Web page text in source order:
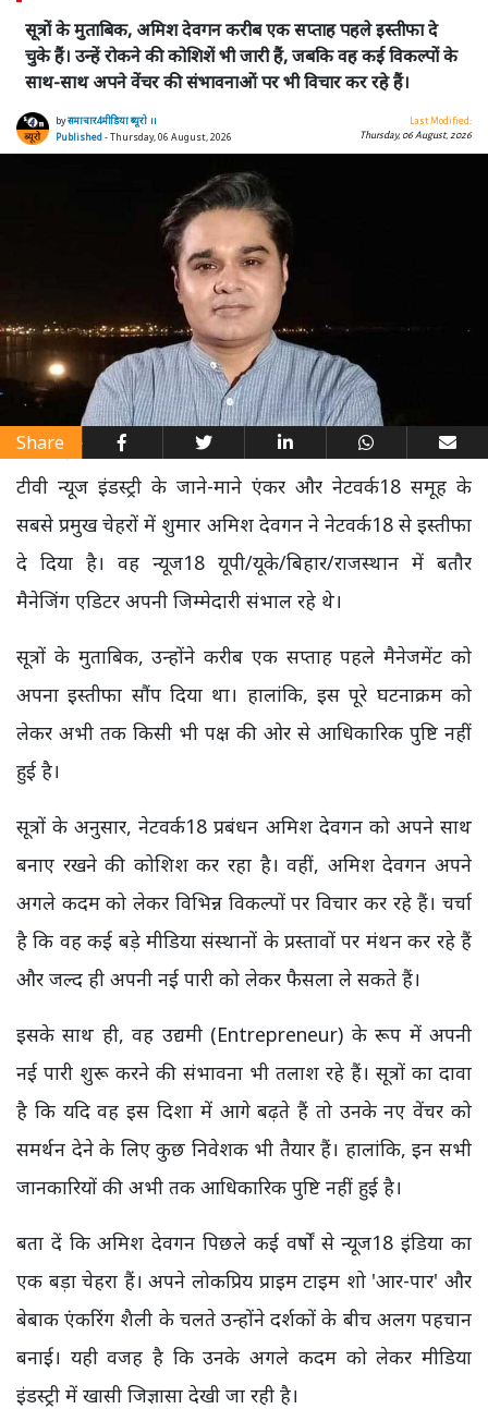
सूत्रों के मुताबिक, अमिश देवगन करीब एक सप्ताह पहले इस्तीफा दे
चुके हैं। उन्हें रोकने की कोशिशें भी जारी हैं, जबकि वह कई विकल्पों के
साथ-साथ अपने वेंचर की संभावनाओं पर भी विचार कर रहे हैं।
byसमाचार4मीडिया ब्यूरो ।।
Published- Thursday, 06 August, 2026
Last Modified:
Thursday, 06 August, 2026
Share
टीवी न्यूज इंडस्ट्री के जाने-माने एंकर और नेटवर्क18 समूह के
सबसे प्रमुख चेहरों में शुमार अमिश देवगन ने नेटवर्क18 से इस्तीफा
दे दिया है। वह न्यूज18 यूपी/यूके/बिहार/राजस्थान में बतौर
मैनेजिंग एडिटर अपनी जिम्मेदारी संभाल रहे थे।
सूत्रों के मुताबिक, उन्होंने करीब एक सप्ताह पहले मैनेजमेंट को
अपना इस्तीफा सौंप दिया था। हालांकि, इस पूरे घटनाक्रम को
लेकर अभी तक किसी भी पक्ष की ओर से आधिकारिक पुष्टि नहीं
हुई है।
सूत्रों के अनुसार, नेटवर्क18 प्रबंधन अमिश देवगन को अपने साथ
बनाए रखने की कोशिश कर रहा है। वहीं, अमिश देवगन अपने
अगले कदम को लेकर विभिन्न विकल्पों पर विचार कर रहे हैं। चर्चा
है कि वह कई बड़े मीडिया संस्थानों के प्रस्तावों पर मंथन कर रहे हैं
और जल्द ही अपनी नई पारी को लेकर फैसला ले सकते हैं।
इसके साथ ही, वह उद्यमी (Entrepreneur) के रूप में अपनी
नई पारी शुरू करने की संभावना भी तलाश रहे हैं। सूत्रों का दावा
है कि यदि वह इस दिशा में आगे बढ़ते हैं तो उनके नए वेंचर को
समर्थन देने के लिए कुछ निवेशक भी तैयार हैं। हालांकि, इन सभी
जानकारियों की अभी तक आधिकारिक पुष्टि नहीं हुई है।
बता दें कि अमिश देवगन पिछले कई वर्षों से न्यूज18 इंडिया का
एक बड़ा चेहरा हैं। अपने लोकप्रिय प्राइम टाइम शो 'आर-पार' और
बेबाक एंकरिंग शैली के चलते उन्होंने दर्शकों के बीच अलग पहचान
बनाई। यही वजह है कि उनके अगले कदम को लेकर मीडिया
इंडस्ट्री में खासी जिज्ञासा देखी जा रही है।